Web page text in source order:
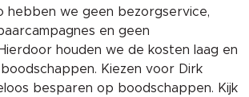
hebben we geen bezorgservice,
en geen
houden we de kosten laag en
Kiezen voor Dirk
besparen op boodschappen. Kijk